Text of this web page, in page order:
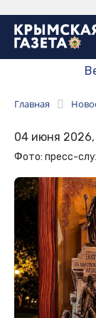
Главная
04 июня 2026,
Фото: пресс-